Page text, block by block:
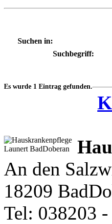
Suchen in:
Suchbegriff:
Es wurde 1 Eintrag gefunden.
An den
18209
Tel: 038203